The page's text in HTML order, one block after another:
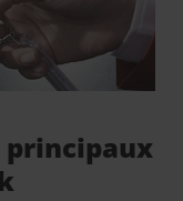
principaux